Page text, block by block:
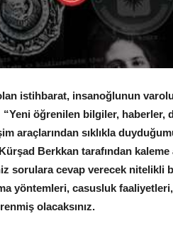
istihbarat, insanoğlunun
öğrenilen bilgiler, haberler,
araçlarından sıklıkla
Berkkan tarafından kaleme
sorulara cevap verecek nitelikli
yöntemleri, casusluk
olacaksınız.